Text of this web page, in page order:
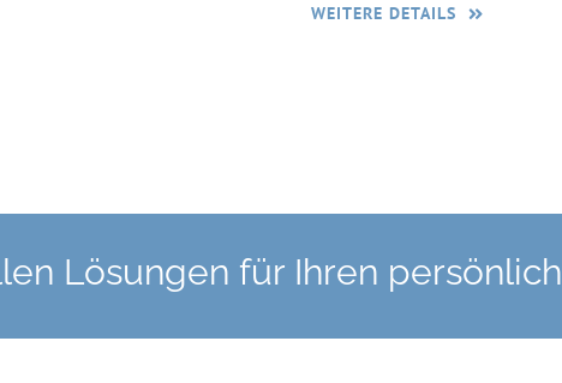
WEITERE DETAILS
Lösungen für Ihren